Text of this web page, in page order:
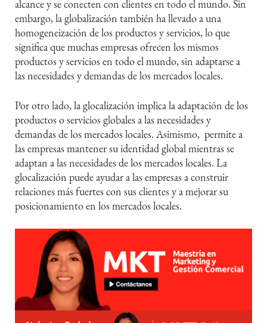
alcance y se conecten con clientes en todo el mundo. Sin
embargo, la globalización también ha llevado a una
homogeneización de los productos y servicios, lo que
significa que muchas empresas ofrecen los mismos
productos y servicios en todo el mundo, sin adaptarse a
las necesidades y demandas de los mercados locales.
Por otro lado, la glocalización implica la adaptación de los
productos o servicios globales a las necesidades y
demandas de los mercados locales. Asimismo, permite a
las empresas mantener su identidad global mientras se
adaptan a las necesidades de los mercados locales. La
glocalización puede ayudar a las empresas a construir
relaciones más fuertes con sus clientes y a mejorar su
posicionamiento en los mercados locales.